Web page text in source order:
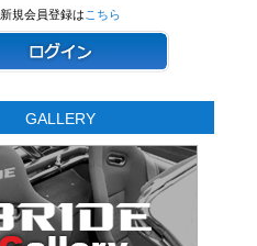
新規会員登録は こちら
GALLERY